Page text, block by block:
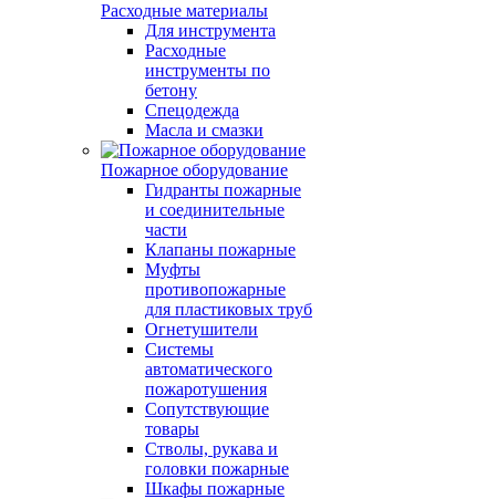
Расходные материалы
Для инструмента
Расходные
инструменты по
бетону
Спецодежда
Масла и смазки
Пожарное оборудование
Гидранты пожарные
и соединительные
части
Клапаны пожарные
Муфты
противопожарные
для пластиковых труб
Огнетушители
Системы
автоматического
пожаротушения
Сопутствующие
товары
Стволы, рукава и
головки пожарные
Шкафы пожарные